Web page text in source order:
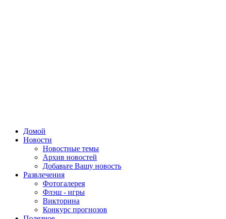
Домой
Новости
Новостные темы
Архив новостей
Добавьте Вашу новость
Развлечения
Фотогалерея
Флэш - игры
Викторина
Конкурс прогнозов